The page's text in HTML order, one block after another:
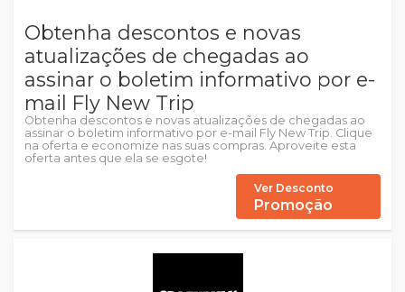
Obtenha descontos e novas
atualizações de chegadas ao
assinar o boletim informativo por e-
mail Fly New Trip
Obtenha descontos e novas atualizações de chegadas ao
assinar o boletim informativo por e-mail Fly New Trip. Clique
na oferta e economize nas suas compras. Aproveite esta
oferta antes que ela se esgote!
Ver Desconto
Promoção